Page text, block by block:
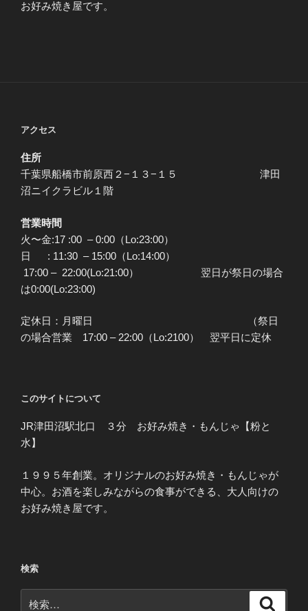
お好み焼き屋です。
アクセス
住所
千葉県船橋市前原西２−１３−１５ 津田
沼ニイクラビル１階
営業時間
火〜金:17 :00 – 0:00（Lo:23:00）
日 : 11:30 – 15:00（Lo:14:00）
17:00 – 22:00(Lo:21:00） 翌日が祭日の場合
は0:00(Lo:23:00)
定休日：月曜日 （祭日
の場合営業 17:00 – 22:00（Lo:2100） 翌平日に定休
このサイトについて
JR津田沼駅北口 ３分 お好み焼き・もんじゃ【粉と
水】
１９９５年創業。オリジナルのお好み焼き・もんじゃが
中心。お酒を楽しみながらの食事ができる、大人向けの
お好み焼き屋です。
検索